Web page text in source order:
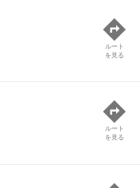
ルート
を見る
ルート
を見る